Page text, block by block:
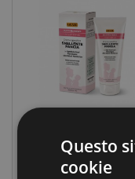
ALIMENTAZIONE
INTEGRATORI
CASA
CONTATTACI
28,50 €Prezzo
base
38,00 €
Questo
cookie